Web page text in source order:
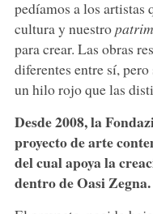
pedíamos a los artistas
cultura y nuestro
para crear. Las obras
diferentes entre sí,
un hilo rojo que las
Desde 2008, la
proyecto de arte
del cual apoya la
dentro de Oasi